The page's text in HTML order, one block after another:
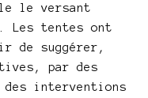
le versant
Les tentes ont
de suggérer,
par des
des interventions